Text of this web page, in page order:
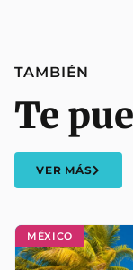
MÉXICO
TAMBIÉN
Te
VER MÁS